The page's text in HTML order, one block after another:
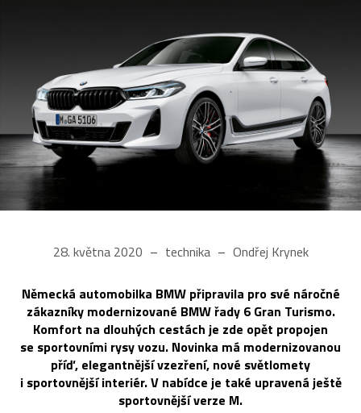
28. května 2020 technika Ondřej Krynek
Německá automobilka BMW připravila pro své náročné
zákazníky modernizované BMW řady 6 Gran Turismo.
Komfort na dlouhých cestách je zde opět propojen
se sportovními rysy vozu. Novinka má modernizovanou
příď, elegantnější vzezření, nové světlomety
i sportovnější interiér. V nabídce je také upravená ještě
sportovnější verze M.